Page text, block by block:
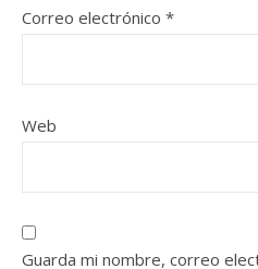
Correo electrónico *
Web
Guarda mi nombre, correo